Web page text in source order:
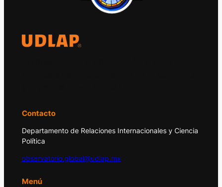
Contacto
Departamento de Relaciones Internacionales y Ciencia
Política
observatorio.global@udlap.mx
Menú